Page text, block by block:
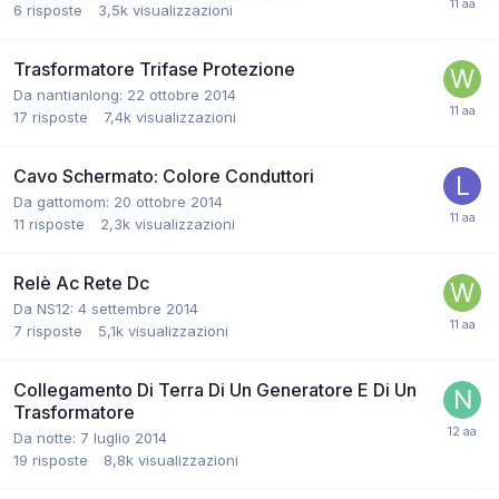
6 risposte 3,5k visualizzazioni
Trasformatore Trifase Protezione
Da nantianlong: 22 ottobre 2014
17 risposte 7,4k visualizzazioni
Cavo Schermato: Colore Conduttori
Da gattomom: 20 ottobre 2014
11 risposte 2,3k visualizzazioni
Relè Ac Rete Dc
Da NS12: 4 settembre 2014
7 risposte 5,1k visualizzazioni
Collegamento Di Terra Di Un Generatore E Di Un
Trasformatore
Da notte: 7 luglio 2014
19 risposte 8,8k visualizzazioni